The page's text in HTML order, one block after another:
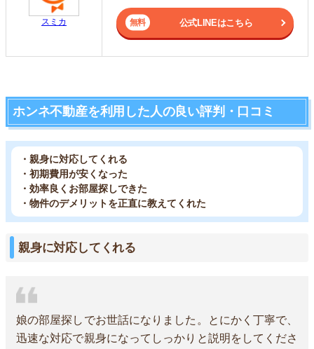
スミカ 公式LINEはこちら
ホンネ不動産を利用した人の良い評判・口コミ
・親身に対応してくれる
・初期費用が安くなった
・効率良くお部屋探しできた
・物件のデメリットを正直に教えてくれた
親身に対応してくれる
娘の部屋探しでお世話になりました。とにかく丁寧で、
迅速な対応で親身になってしっかりと説明をしてくださ